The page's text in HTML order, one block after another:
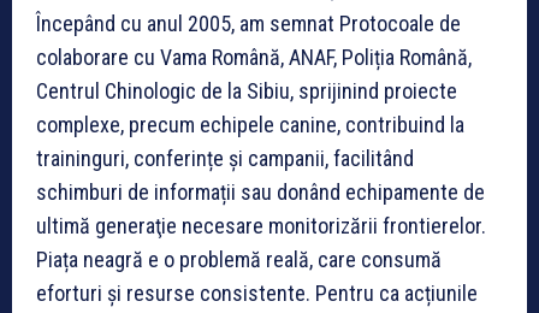
Începând cu anul 2005, am semnat Protocoale de
colaborare cu Vama Română, ANAF, Poliția Română,
Centrul Chinologic de la Sibiu, sprijinind proiecte
complexe, precum echipele canine, contribuind la
traininguri, conferințe și campanii, facilitând
schimburi de informații sau donând echipamente de
ultimă generaţie necesare monitorizării frontierelor.
Piața neagră e o problemă reală, care consumă
eforturi și resurse consistente. Pentru ca acțiunile